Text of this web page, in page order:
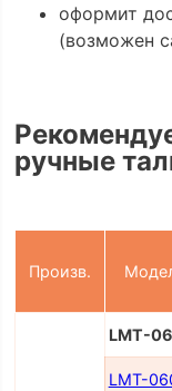
оформит
(возможен
ручные
Произв.
LMT-
LMT-